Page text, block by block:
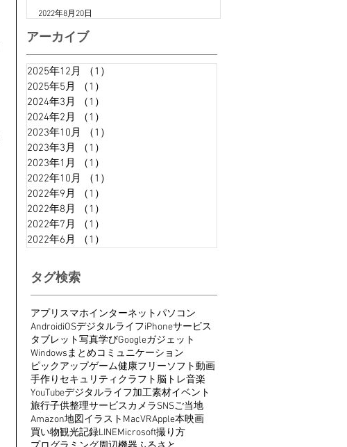
2022年8月20日
アーカイブ
2025年12月 （1）
2025年5月
（1）
2024年3月
（1）
2024年2月
（1）
2023年10月
（1）
2023年3月
（1）
2023年1月
（1）
2022年10月
（1）
2022年9月
（1）
2022年8月
（1）
2022年7月
（1）
2022年6月
（1）
タグ検索
アプリ スマホインターネットパソコン
AndroidiOSデジタルライフiPhoneサービス
タブレット写真学びGoogleガジェット
Windowsまとめコミュニケーション
ピックアップゲーム健康フリーソフト動画
手作り セキュリティ クラフト脳トレ音楽
YouTubeデジタルライフ加工素材イベント
旅行子供整理サービスカメラSNSご当地
Amazon地図イラスト MacVRApple本映画
買い物観光記録LINEMicrosoft撮り方